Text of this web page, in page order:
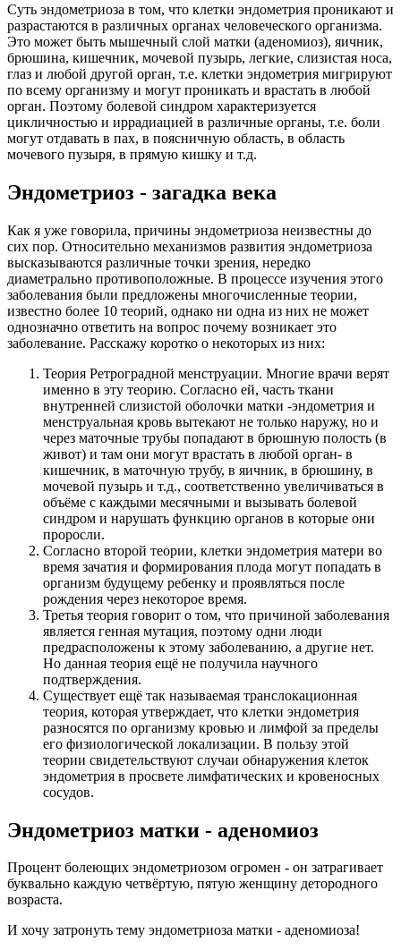
Суть эндометриоза в том, что клетки эндометрия проникают и
разрастаются в различных органах человеческого организма.
Это может быть мышечный слой матки (аденомиоз), яичник,
брюшина, кишечник, мочевой пузырь, легкие, слизистая носа,
глаз и любой другой орган, т.е. клетки эндометрия мигрируют
по всему организму и могут проникать и врастать в любой
орган. Поэтому болевой синдром характеризуется
цикличностью и иррадиацией в различные органы, т.е. боли
могут отдавать в пах, в поясничную область, в область
мочевого пузыря, в прямую кишку и т.д.
Эндометриоз - загадка века
Как я уже говорила, причины эндометриоза неизвестны до
сих пор. Относительно механизмов развития эндометриоза
высказываются различные точки зрения, нередко
диаметрально противоположные. В процессе изучения этого
заболевания были предложены многочисленные теории,
известно более 10 теорий, однако ни одна из них не может
однозначно ответить на вопрос почему возникает это
заболевание. Расскажу коротко о некоторых из них:
Теория Ретроградной менструации. Многие врачи верят
именно в эту теорию. Согласно ей, часть ткани
внутренней слизистой оболочки матки -эндометрия и
менструальная кровь вытекают не только наружу, но и
через маточные трубы попадают в брюшную полость (в
живот) и там они могут врастать в любой орган- в
кишечник, в маточную трубу, в яичник, в брюшину, в
мочевой пузырь и т.д., соответственно увеличиваться в
объёме с каждыми месячными и вызывать болевой
синдром и нарушать функцию органов в которые они
проросли.
Согласно второй теории, клетки эндометрия матери во
время зачатия и формирования плода могут попадать в
организм будущему ребенку и проявляться после
рождения через некоторое время.
Третья теория говорит о том, что причиной заболевания
является генная мутация, поэтому одни люди
предрасположены к этому заболеванию, а другие нет.
Но данная теория ещё не получила научного
подтверждения.
Существует ещё так называемая транслокационная
теория, которая утверждает, что клетки эндометрия
разносятся по организму кровью и лимфой за пределы
его физиологической локализации. В пользу этой
теории свидетельствуют случаи обнаружения клеток
эндометрия в просвете лимфатических и кровеносных
сосудов.
Эндометриоз матки - аденомиоз
Процент болеющих эндометриозом огромен - он затрагивает
буквально каждую четвёртую, пятую женщину детородного
возраста.
И хочу затронуть тему эндометриоза матки - аденомиоза!